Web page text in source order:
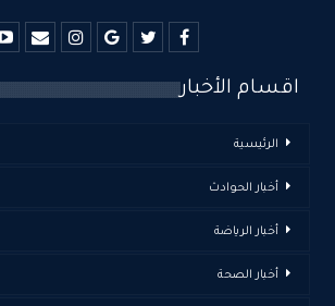
اقسام الأخبار
الرئيسية
أخبار الحوادث
أخبار الرياضة
أخبار الصحة